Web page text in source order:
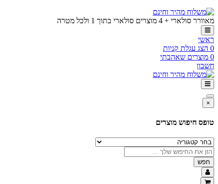
מאוורר סולארי + 4 מוצרים סולארי בתוך 1 ולכל מטרה
ראשי
0 הצג עגלת קניות
0 מוצרים שאהבתי
חשבון
×
טופס חיפוש מוצרים
חפש